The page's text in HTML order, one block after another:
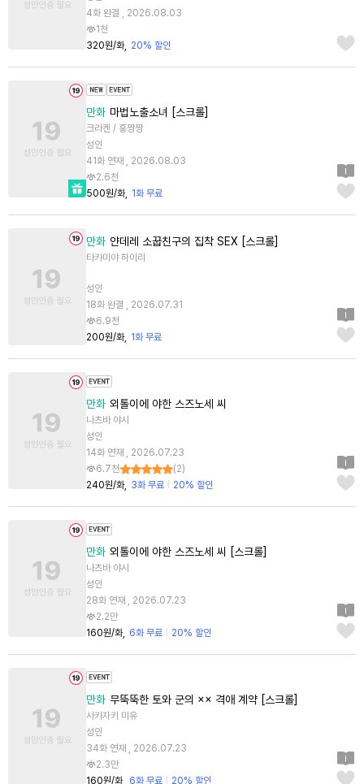
4화 완결 , 2026.08.03
1천
320원/화
20% 할인
만화 마법노출소녀 [스크롤]
크라켄 / 홍짱짱
성인
41화 연재 , 2026.08.03
2.6천
500원/화
1화 무료
만화 얀데레 소꿉친구의 집착 SEX [스크롤]
타카미야 하이리
성인
18화 완결 , 2026.07.31
6.9천
200원/화
1화 무료
만화 외톨이에 야한 스즈노세 씨
나츠바 야시
성인
14화 연재 , 2026.07.23
6.7천
(2)
240원/화
3화 무료 20% 할인
만화 외톨이에 야한 스즈노세 씨 [스크롤]
나츠바 야시
성인
28화 연재 , 2026.07.23
2.2만
160원/화
6화 무료 20% 할인
만화 무뚝뚝한 토와 군의 ×× 격애 계약 [스크롤]
사카자키 미유
성인
34화 연재 , 2026.07.23
2.3만
160원/화
6화 무료 20% 할인